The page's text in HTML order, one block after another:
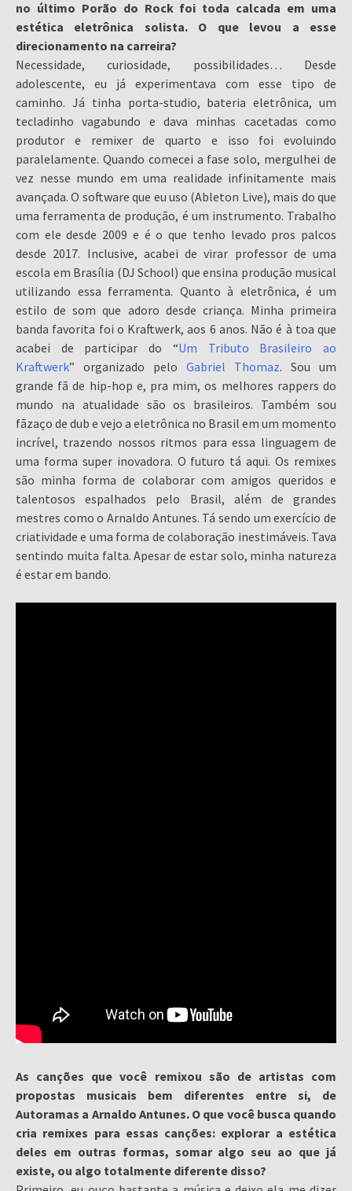
no último Porão do Rock foi toda calcada em uma
estética eletrônica solista. O que levou a esse
direcionamento na carreira?
Necessidade, curiosidade, possibilidades… Desde
adolescente, eu já experimentava com esse tipo de
caminho. Já tinha porta-studio, bateria eletrônica, um
tecladinho vagabundo e dava minhas cacetadas como
produtor e remixer de quarto e isso foi evoluindo
paralelamente. Quando comecei a fase solo, mergulhei de
vez nesse mundo em uma realidade infinitamente mais
avançada. O software que eu uso (Ableton Live), mais do que
uma ferramenta de produção, é um instrumento. Trabalho
com ele desde 2009 e é o que tenho levado pros palcos
desde 2017. Inclusive, acabei de virar professor de uma
escola em Brasília (DJ School) que ensina produção musical
utilizando essa ferramenta. Quanto à eletrônica, é um
estilo de som que adoro desde criança. Minha primeira
banda favorita foi o Kraftwerk, aos 6 anos. Não é à toa que
acabei de participar do “Um Tributo Brasileiro ao
Kraftwerk” organizado pelo Gabriel Thomaz. Sou um
grande fã de hip-hop e, pra mim, os melhores rappers do
mundo na atualidade são os brasileiros. Também sou
fãzaço de dub e vejo a eletrônica no Brasil em um momento
incrível, trazendo nossos ritmos para essa linguagem de
uma forma super inovadora. O futuro tá aqui. Os remixes
são minha forma de colaborar com amigos queridos e
talentosos espalhados pelo Brasil, além de grandes
mestres como o Arnaldo Antunes. Tá sendo um exercício de
criatividade e uma forma de colaboração inestimáveis. Tava
sentindo muita falta. Apesar de estar solo, minha natureza
é estar em bando.
As canções que você remixou são de artistas com
propostas musicais bem diferentes entre si, de
Autoramas a Arnaldo Antunes. O que você busca quando
cria remixes para essas canções: explorar a estética
deles em outras formas, somar algo seu ao que já
existe, ou algo totalmente diferente disso?